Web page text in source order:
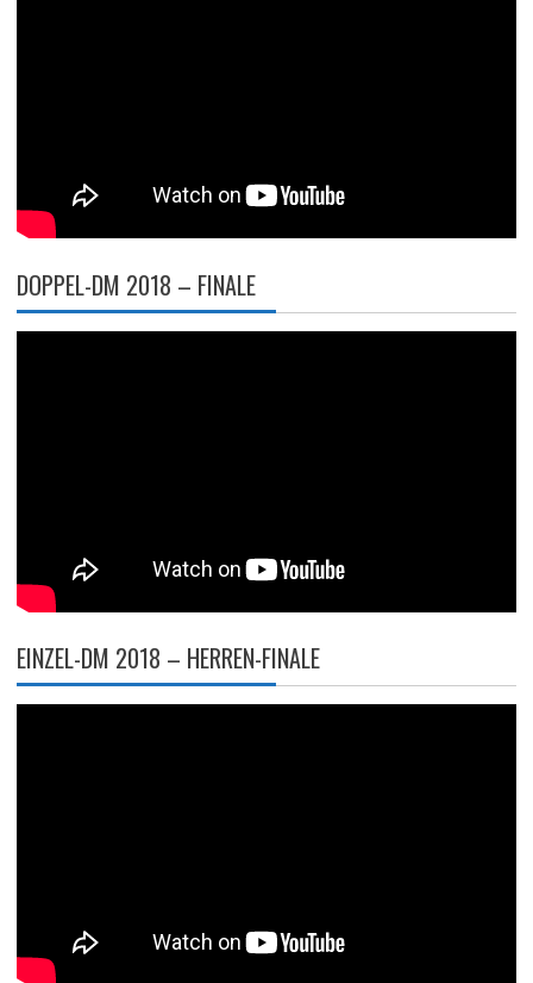
DOPPEL-DM 2018 – FINALE
EINZEL-DM 2018 – HERREN-FINALE